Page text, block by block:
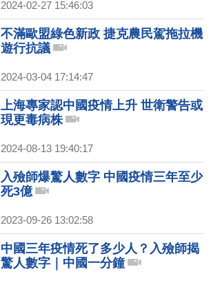
2024-02-27 15:46:03
不滿歐盟綠色新政 捷克農民駕拖拉機
遊行抗議
2024-03-04 17:14:47
上海專家認中國疫情上升 世衛警告或
現更毒病株
2024-08-13 19:40:17
入殮師爆驚人數字 中國疫情三年至少
死3億
2023-09-26 13:02:58
中國三年疫情死了多少人？入殮師揭
驚人數字｜中國一分鐘